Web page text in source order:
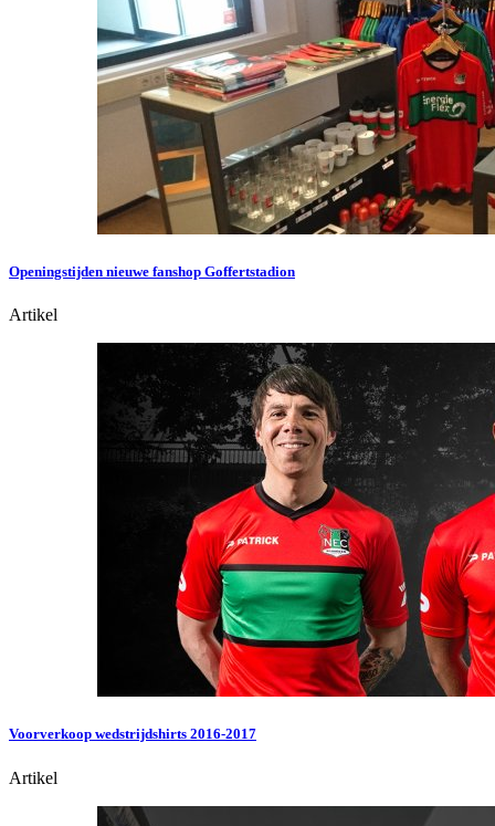
Openingstijden nieuwe fanshop Goffertstadion
Artikel
Voorverkoop wedstrijdshirts 2016-2017
Artikel